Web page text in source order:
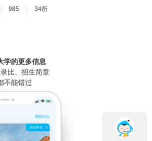
985 34所
学的更多信息
比、招生简章
不能错过